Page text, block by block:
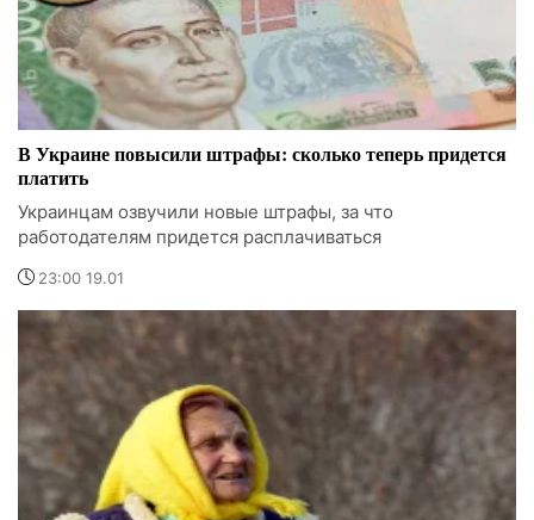
В Украине повысили штрафы: сколько теперь придется
платить
Украинцам озвучили новые штрафы, за что
работодателям придется расплачиваться
23:00 19.01